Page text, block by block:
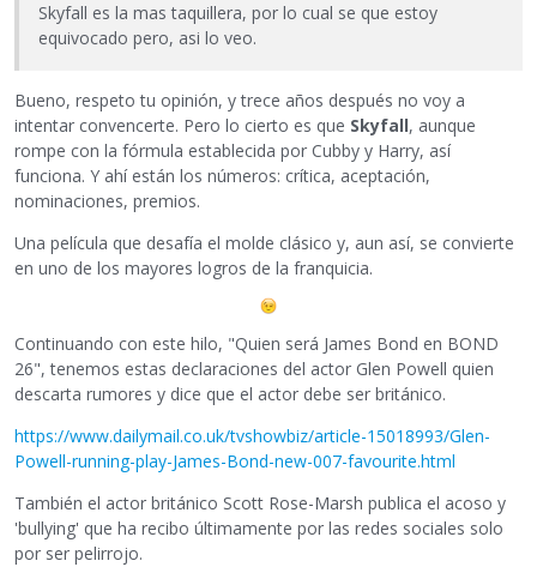
Skyfall es la mas taquillera, por lo cual se que estoy
equivocado pero, asi lo veo.
Bueno, respeto tu opinión, y trece años después no voy a
intentar convencerte. Pero lo cierto es que Skyfall, aunque
rompe con la fórmula establecida por Cubby y Harry, así
funciona. Y ahí están los números: crítica, aceptación,
nominaciones, premios.
Una película que desafía el molde clásico y, aun así, se convierte
en uno de los mayores logros de la franquicia.
Continuando con este hilo, "Quien será James Bond en BOND
26", tenemos estas declaraciones del actor Glen Powell quien
descarta rumores y dice que el actor debe ser británico.
https://www.dailymail.co.uk/tvshowbiz/article-15018993/Glen-
Powell-running-play-James-Bond-new-007-favourite.html
También el actor británico Scott Rose-Marsh publica el acoso y
'bullying' que ha recibo últimamente por las redes sociales solo
por ser pelirrojo.